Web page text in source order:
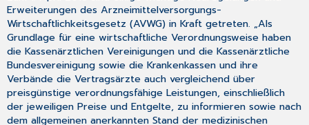
Erweiterungen des Arzneimittelversorgungs-
Wirtschaftlichkeitsgesetz (AVWG) in Kraft getreten. „Als
Grundlage für eine wirtschaftliche Verordnungsweise haben
die Kassenärztlichen Vereinigungen und die Kassenärztliche
Bundesvereinigung sowie die Krankenkassen und ihre
Verbände die Vertragsärzte auch vergleichend über
preisgünstige verordnungsfähige Leistungen, einschließlich
der jeweiligen Preise und Entgelte, zu informieren sowie nach
dem allgemeinen anerkannten Stand der medizinischen